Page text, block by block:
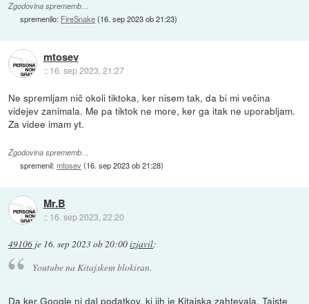
Zgodovina sprememb…
spremenilo: FireSnake(16. sep 2023 ob 21:23)
mtosev
:: 16. sep 2023, 21:27
Ne spremljam nič okoli tiktoka, ker nisem tak, da bi mi večina
videjev zanimala. Me pa tiktok ne more, ker ga itak ne uporabljam.
Za videe imam yt.
Zgodovina sprememb…
spremenil:mtosev(16. sep 2023 ob 21:28)
Mr.B
:: 16. sep 2023, 22:20
49106 je 16. sep 2023 ob 20:00izjavil:
Youtube na Kitajskem blokiran.
Da ker Google ni dal podatkov, ki jih je Kitajska zahtevala. Taiste